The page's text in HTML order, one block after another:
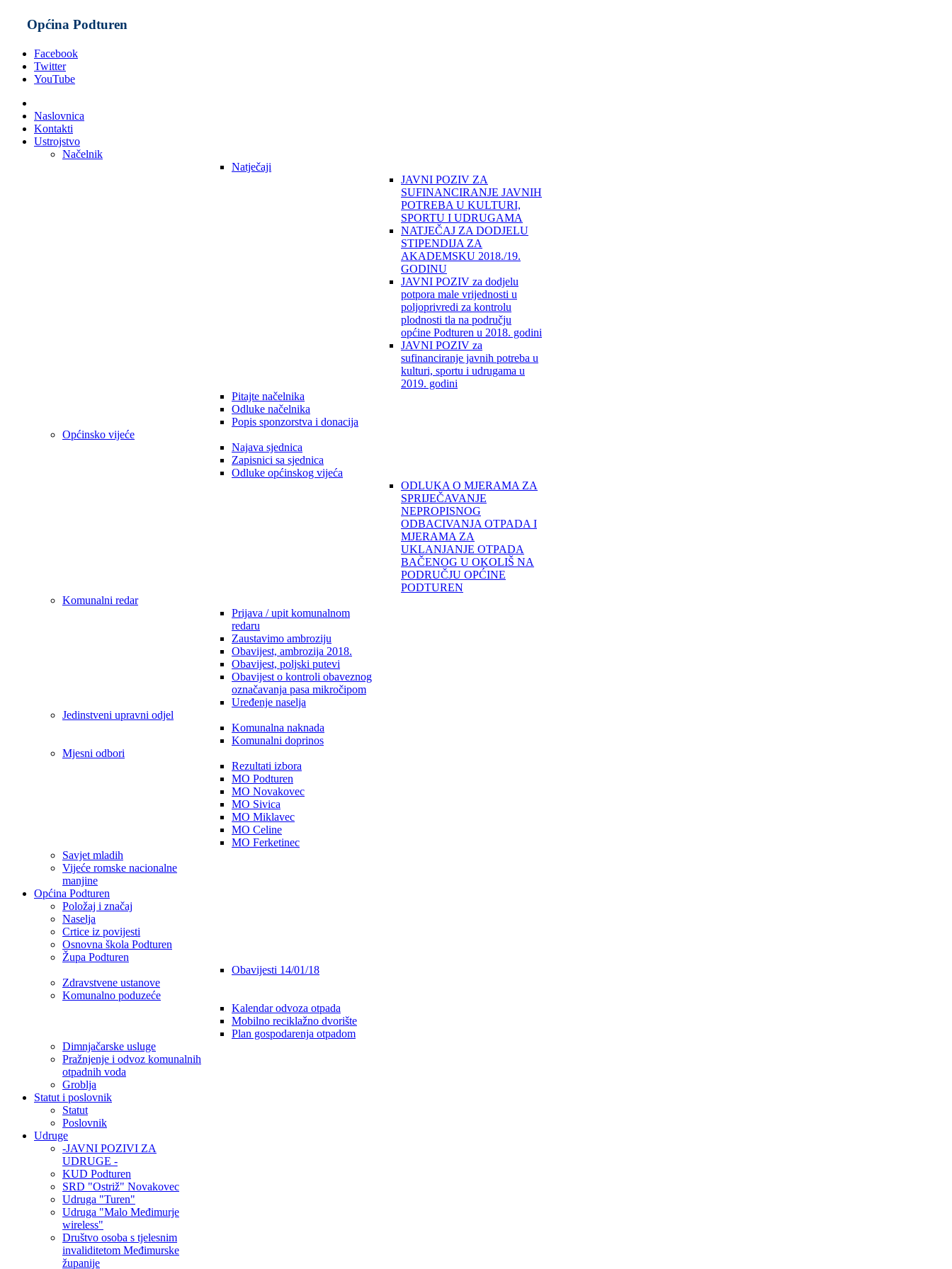
Općina Podturen
Facebook
Twitter
YouTube
Naslovnica
Kontakti
Ustrojstvo
Načelnik
Natječaji
JAVNI POZIV ZA
SUFINANCIRANJE JAVNIH
POTREBA U KULTURI,
SPORTU I UDRUGAMA
NATJEČAJ ZA DODJELU
STIPENDIJA ZA
AKADEMSKU 2018./19.
GODINU
JAVNI POZIV za dodjelu
potpora male vrijednosti u
poljoprivredi za kontrolu
plodnosti tla na području
općine Podturen u 2018. godini
JAVNI POZIV za
sufinanciranje javnih potreba u
kulturi, sportu i udrugama u
2019. godini
Pitajte načelnika
Odluke načelnika
Popis sponzorstva i donacija
Općinsko vijeće
Najava sjednica
Zapisnici sa sjednica
Odluke općinskog vijeća
ODLUKA O MJERAMA ZA
SPRIJEČAVANJE
NEPROPISNOG
ODBACIVANJA OTPADA I
MJERAMA ZA
UKLANJANJE OTPADA
BAČENOG U OKOLIŠ NA
PODRUČJU OPĆINE
PODTUREN
Komunalni redar
Prijava / upit komunalnom
redaru
Zaustavimo ambroziju
Obavijest, ambrozija 2018.
Obavijest, poljski putevi
Obavijest o kontroli obaveznog
označavanja pasa mikročipom
Uređenje naselja
Jedinstveni upravni odjel
Komunalna naknada
Komunalni doprinos
Mjesni odbori
Rezultati izbora
MO Podturen
MO Novakovec
MO Sivica
MO Miklavec
MO Celine
MO Ferketinec
Savjet mladih
Vijeće romske nacionalne
manjine
Općina Podturen
Položaj i značaj
Naselja
Crtice iz povijesti
Osnovna škola Podturen
Župa Podturen
Obavijesti 14/01/18
Zdravstvene ustanove
Komunalno poduzeće
Kalendar odvoza otpada
Mobilno reciklažno dvorište
Plan gospodarenja otpadom
Dimnjačarske usluge
Pražnjenje i odvoz komunalnih
otpadnih voda
Groblja
Statut i poslovnik
Statut
Poslovnik
Udruge
-JAVNI POZIVI ZA
UDRUGE -
KUD Podturen
SRD "Ostriž" Novakovec
Udruga "Turen"
Udruga "Malo Međimurje
wireless"
Društvo osoba s tjelesnim
invaliditetom Međimurske
županije